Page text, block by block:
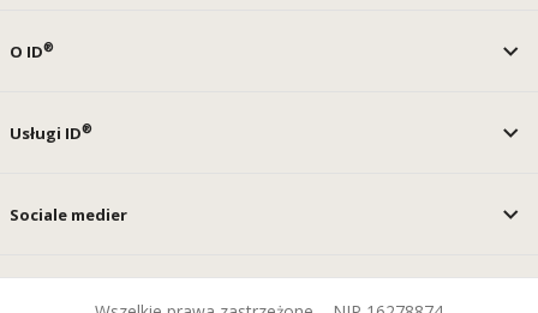
O ID®
Usługi ID®
Sociale medier